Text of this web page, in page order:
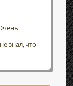
знал, что